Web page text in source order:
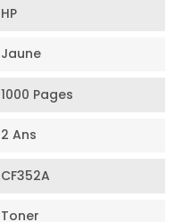
HP
Jaune
1000 Pages
2 Ans
CF352A
Toner